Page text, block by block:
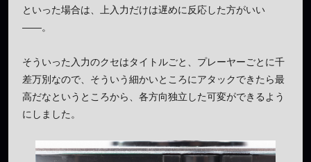
といった場合は、上入力だけは遅めに反応した方がいい
——。
そういった入力のクセはタイトルごと、プレーヤーごとに千
差万別なので、そういう細かいところにアタックできたら最
高だなというところから、各方向独立した可変ができるよう
にしました。